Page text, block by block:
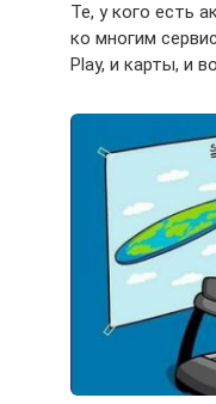
Те, у кого есть
ко многим
Play, и карты, и